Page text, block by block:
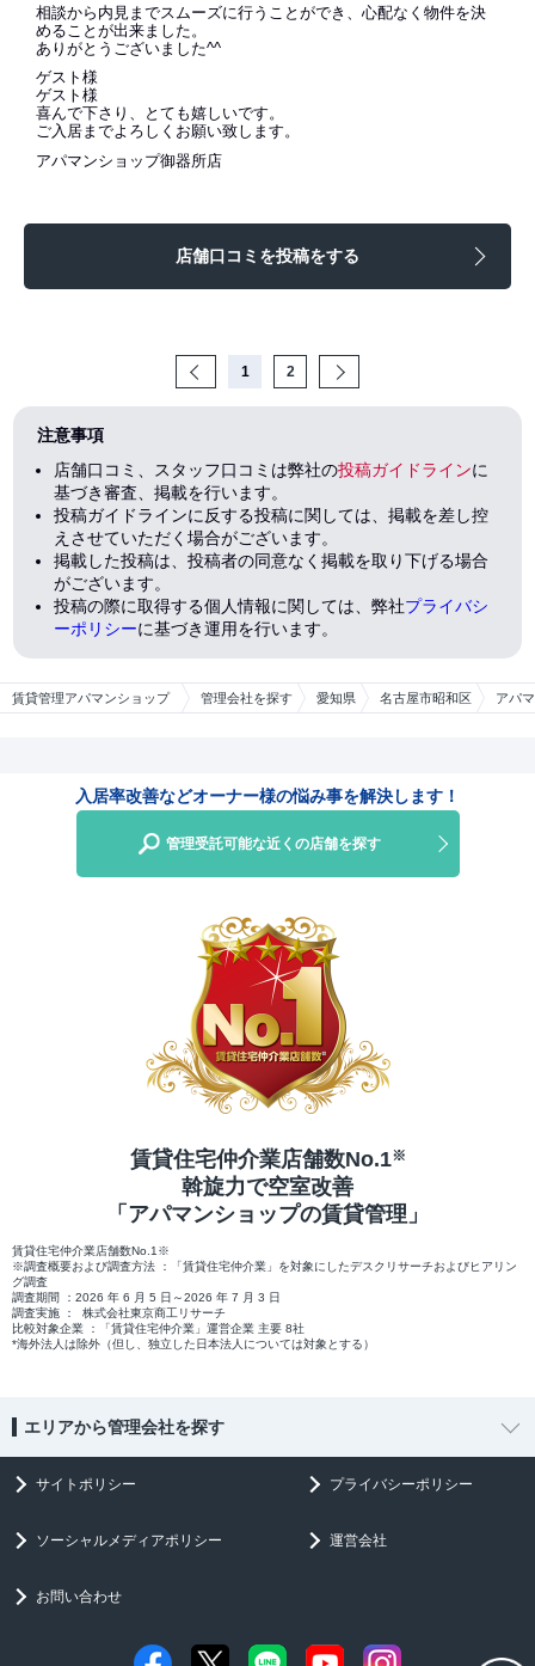
賃貸管理アパマンショップ 管理会社を探す 愛知県 名古屋市昭和区 アパ
相談から内見までスムーズに行うことができ、心配なく物件を決
めることが出来ました。
ありがとうございました^^
ゲスト様
ゲスト様
喜んで下さり、とても嬉しいです。
ご入居までよろしくお願い致します。
アパマンショップ御器所店
店舗口コミを投稿をする
Prev1 2
注意事項
店舗口コミ、スタッフ口コミは弊社の投稿ガイドラインに
基づき審査、掲載を行います。
投稿ガイドラインに反する投稿に関しては、掲載を差し控
えさせていただく場合がございます。
掲載した投稿は、投稿者の同意なく掲載を取り下げる場合
がございます。
投稿の際に取得する個人情報に関しては、弊社プライバシ
ーポリシーに基づき運用を行います。
入居率改善などオーナー様の悩み事を解決します！
管理受託可能な近くの店舗を探す
賃貸住宅仲介業店舗数No.1※
斡旋力で空室改善
「アパマンショップの賃貸管理」
賃貸住宅仲介業店舗数No.1※
※調査概要および調査方法 ：「賃貸住宅仲介業」を対象にしたデスクリサーチおよびヒアリン
グ調査
調査期間 ：2026 年 6 月 5 日～2026 年 7 月 3 日
調査実施 ： 株式会社東京商工リサーチ
比較対象企業 ：「賃貸住宅仲介業」運営企業 主要 8社
*海外法人は除外（但し、独立した日本法人については対象とする）
エリアから管理会社を探す
サイトポリシー プライバシーポリシー
ソーシャルメディアポリシー 運営会社
お問い合わせ